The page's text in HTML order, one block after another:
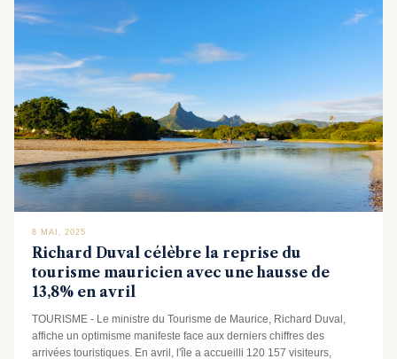
8 MAI, 2025
Richard Duval célèbre la reprise du
tourisme mauricien avec une hausse de
13,8% en avril
TOURISME - Le ministre du Tourisme de Maurice, Richard Duval,
affiche un optimisme manifeste face aux derniers chiffres des
arrivées touristiques. En avril, l'île a accueilli 120 157 visiteurs,